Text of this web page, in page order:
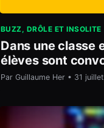
BUZZ, DRÔLE ET INSOLITE
Dans une classe
élèves sont
Par Guillaume Her • 31